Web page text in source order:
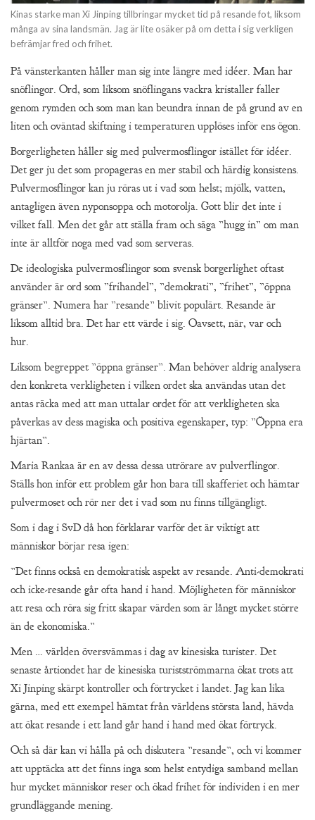
Kinas starke man Xi Jinping tillbringar mycket tid på resande fot, liksom
många av sina landsmän. Jag är lite osäker på om detta i sig verkligen
befrämjar fred och frihet.
På vänsterkanten håller man sig inte längre med idéer. Man har
snöflingor. Ord, som liksom snöflingans vackra kristaller faller
genom rymden och som man kan beundra innan de på grund av en
liten och oväntad skiftning i temperaturen upplöses inför ens ögon.
Borgerligheten håller sig med pulvermosflingor istället för idéer.
Det ger ju det som propageras en mer stabil och härdig konsistens.
Pulvermosflingor kan ju röras ut i vad som helst; mjölk, vatten,
antagligen även nyponsoppa och motorolja. Gott blir det inte i
vilket fall. Men det går att ställa fram och säga ”hugg in” om man
inte är alltför noga med vad som serveras.
De ideologiska pulvermosflingor som svensk borgerlighet oftast
använder är ord som ”frihandel”, ”demokrati”, ”frihet”, ”öppna
gränser”. Numera har ”resande” blivit populärt. Resande är
liksom alltid bra. Det har ett värde i sig. Oavsett, när, var och
hur.
Liksom begreppet ”öppna gränser”. Man behöver aldrig analysera
den konkreta verkligheten i vilken ordet ska användas utan det
antas räcka med att man uttalar ordet för att verkligheten ska
påverkas av dess magiska och positiva egenskaper, typ: ”Öppna era
hjärtan”.
Maria Rankaa är en av dessa dessa utrörare av pulverflingor.
Ställs hon inför ett problem går hon bara till skafferiet och hämtar
pulvermoset och rör ner det i vad som nu finns tillgängligt.
Som i dag i SvD då hon förklarar varför det är viktigt att
människor börjar resa igen:
”Det finns också en demokratisk aspekt av resande. Anti-demokrati
och icke-resande går ofta hand i hand. Möjligheten för människor
att resa och röra sig fritt skapar värden som är långt mycket större
än de ekonomiska.”
Men … världen översvämmas i dag av kinesiska turister. Det
senaste årtiondet har de kinesiska turistströmmarna ökat trots att
Xi Jinping skärpt kontroller och förtrycket i landet. Jag kan lika
gärna, med ett exempel hämtat från världens största land, hävda
att ökat resande i ett land går hand i hand med ökat förtryck.
Och så där kan vi hålla på och diskutera ”resande”, och vi kommer
att upptäcka att det finns inga som helst entydiga samband mellan
hur mycket människor reser och ökad frihet för individen i en mer
grundläggande mening.